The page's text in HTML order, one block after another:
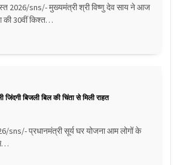
2026/sns/- मुख्यमंत्री श्री विष्णु देव साय ने आज
की 30वीं किश्त…
जिंदगी बिजली बिल की चिंता से मिली राहत
sns/- प्रधानमंत्री सूर्य घर योजना आम लोगों के